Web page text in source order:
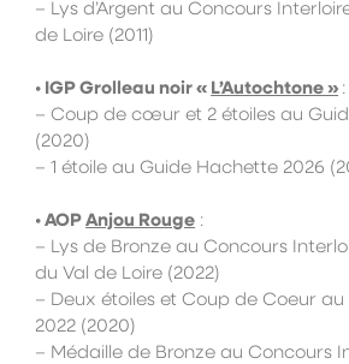
– Lys d’Argent au Concours
de Loire (2011)
• IGP Grolleau noir « L’Autochtone » :
– Coup de cœur et 2 étoiles au
(2020)
– 1 étoile au Guide Hachette 2026
•AOPAnjou Rouge :
– Lys de Bronze au Concours
du Val de Loire (2022)
– Deux étoiles et Coup de Coeur
2022 (2020)
– Médaille de Bronze au Concours